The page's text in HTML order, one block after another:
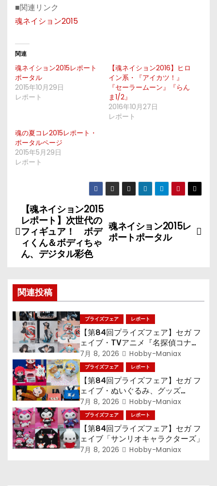
■関連リンク
魂ネイション2015
関連
魂ネイション2015レポート
ポータル
2015年10月29日
レポート
【魂ネイション2016】ヒロ
イン系・『アイカツ！』
『セーラームーン』『らん
ま1/2』
2016年10月27日
レポート
魂の夏コレ2015レポート・
ポータルページ
2015年5月29日
レポート
投
稿
ナ
ゲ
ー
シ
ョ
ン
魂ネイション2015レ
ポートポータル
【魂ネイション2015
レポート】次世代の
フィギュア！ ボデ
ィくん＆ボディちゃ
ん、デジタル彩色
関連投稿
プライズフェア レポート
【第84回プライズフェア】セガ フ
ェイブ・TVアニメ『名探偵コナ
ン』TVアニメ『呪術廻戦』『〈物
語〉シリーズ』「初音ミク」
7月 8, 2026 Hobby-Maniax
プライズフェア レポート
【第84回プライズフェア】セガ フ
ェイブ・ぬいぐるみ、グッズ
『LiSA』『ミニオン』『おさるの
ジョージ』『ポケットモンスター』
7月 8, 2026 Hobby-Maniax
プライズフェア レポート
【第84回プライズフェア】セガ フ
ェイブ「サンリオキャラクターズ」
7月 8, 2026 Hobby-Maniax